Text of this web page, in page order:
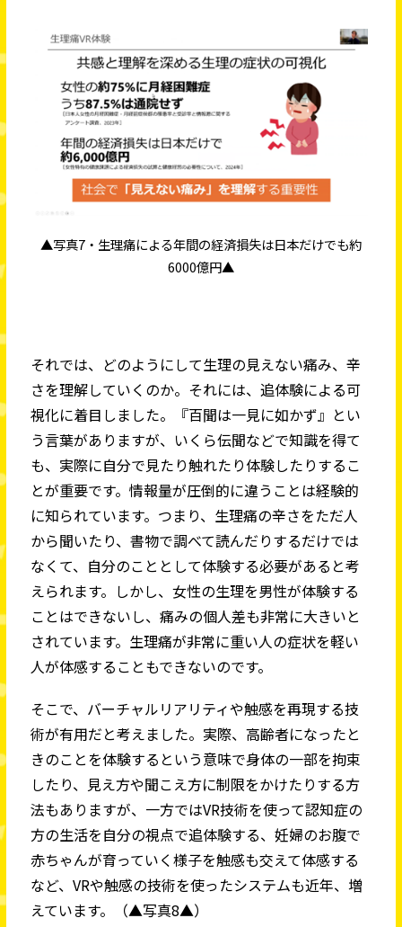
▲写真7・生理痛による年間の経済損失は日本だけでも約
6000億円▲
それでは、どのようにして生理の見えない痛み、辛
さを理解していくのか。それには、追体験による可
視化に着目しました。『百聞は一見に如かず』とい
う言葉がありますが、いくら伝聞などで知識を得て
も、実際に自分で見たり触れたり体験したりするこ
とが重要です。情報量が圧倒的に違うことは経験的
に知られています。つまり、生理痛の辛さをただ人
から聞いたり、書物で調べて読んだりするだけでは
なくて、自分のこととして体験する必要があると考
えられます。しかし、女性の生理を男性が体験する
ことはできないし、痛みの個人差も非常に大きいと
されています。生理痛が非常に重い人の症状を軽い
人が体感することもできないのです。
そこで、バーチャルリアリティや触感を再現する技
術が有用だと考えました。実際、高齢者になったと
きのことを体験するという意味で身体の一部を拘束
したり、見え方や聞こえ方に制限をかけたりする方
法もありますが、一方ではVR技術を使って認知症の
方の生活を自分の視点で追体験する、妊婦のお腹で
赤ちゃんが育っていく様子を触感も交えて体感する
など、VRや触感の技術を使ったシステムも近年、増
えています。（▲写真8▲）